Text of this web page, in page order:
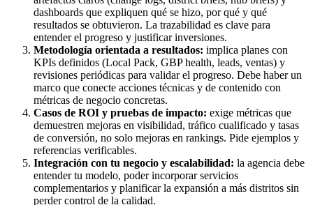
dashboards que expliquen qué se hizo, por qué y qué
resultados se obtuvieron. La trazabilidad es clave para
entender el progreso y justificar inversiones.
Metodología orientada a resultados: implica planes con
KPIs definidos (Local Pack, GBP health, leads, ventas) y
revisiones periódicas para validar el progreso. Debe haber un
marco que conecte acciones técnicas y de contenido con
métricas de negocio concretas.
Casos de ROI y pruebas de impacto: exige métricas que
demuestren mejoras en visibilidad, tráfico cualificado y tasas
de conversión, no solo mejoras en rankings. Pide ejemplos y
referencias verificables.
Integración con tu negocio y escalabilidad: la agencia debe
entender tu modelo, poder incorporar servicios
complementarios y planificar la expansión a más distritos sin
perder control de la calidad.